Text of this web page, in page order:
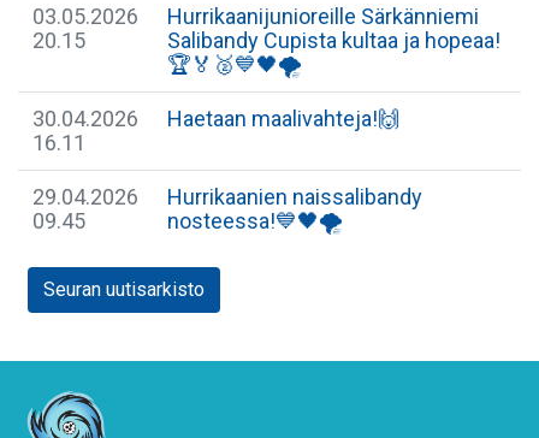
03.05.2026
20.15
Hurrikaanijunioreille Särkänniemi
Salibandy Cupista kultaa ja hopeaa!
🏆🏅🥈💙🖤🌪
30.04.2026
16.11
Haetaan maalivahteja!🙌
29.04.2026
09.45
​Hurrikaanien naissalibandy
nosteessa!💙🖤🌪
Seuran uutisarkisto